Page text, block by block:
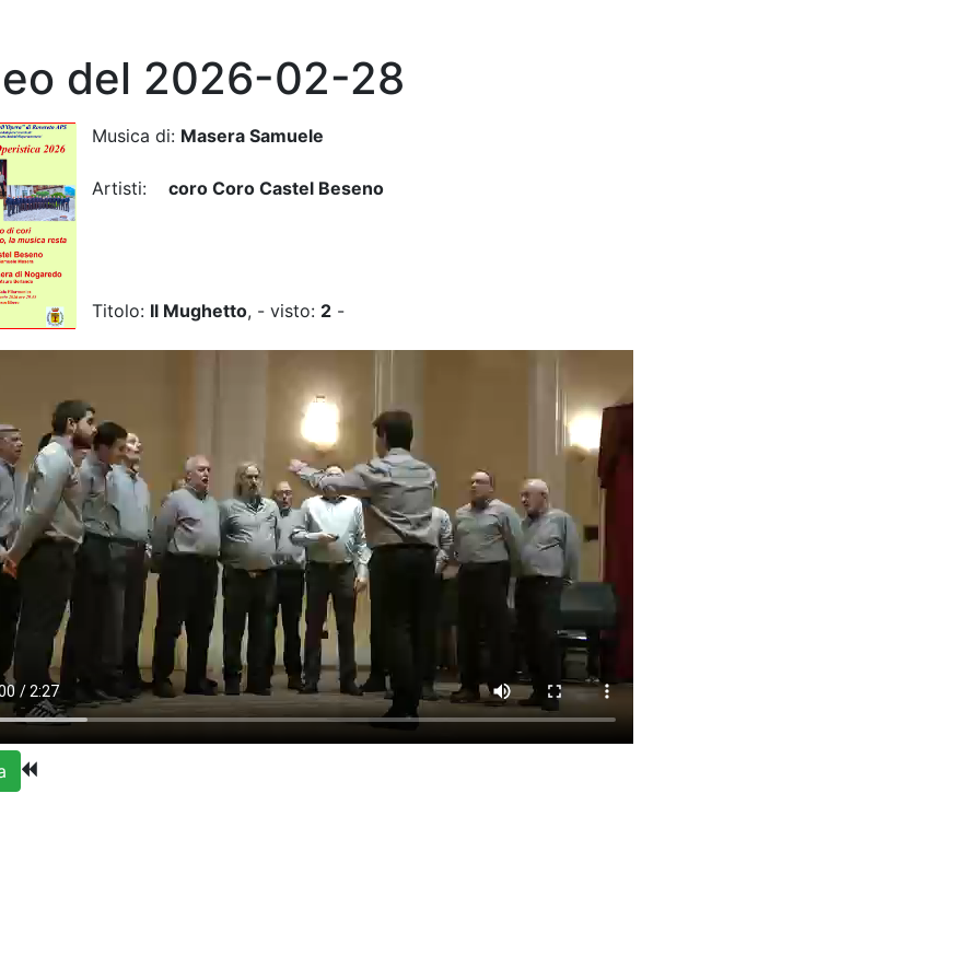
del 2026-02-28
Musica di: Masera Samuele
Artisti: coro Coro Castel Beseno
Titolo: Il Mughetto, - visto: 2 -